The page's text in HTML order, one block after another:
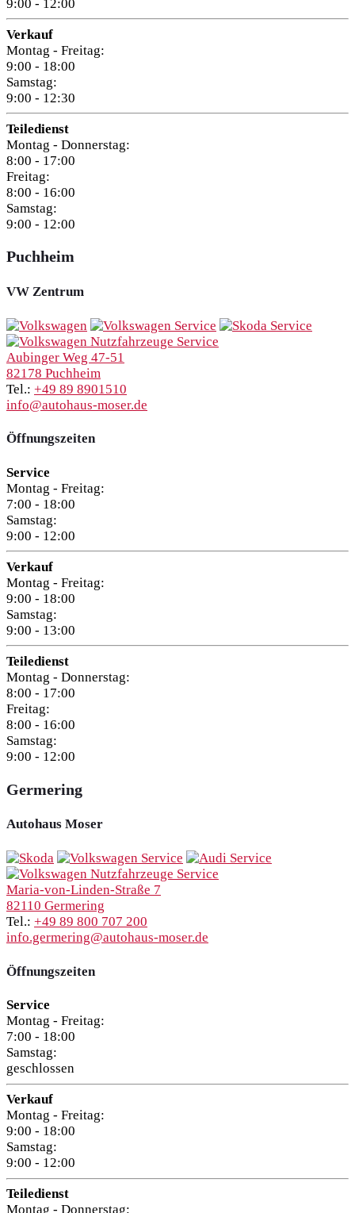
9:00 - 12:00
Verkauf
Montag - Freitag:
9:00 - 18:00
Samstag:
9:00 - 12:30
Teiledienst
Montag - Donnerstag:
8:00 - 17:00
Freitag:
8:00 - 16:00
Samstag:
9:00 - 12:00
Puchheim
VW Zentrum
Aubinger Weg 47-51
82178 Puchheim
Tel.: +49 89 8901510
info@autohaus-moser.de
Öffnungszeiten
Service
Montag - Freitag:
7:00 - 18:00
Samstag:
9:00 - 12:00
Verkauf
Montag - Freitag:
9:00 - 18:00
Samstag:
9:00 - 13:00
Teiledienst
Montag - Donnerstag:
8:00 - 17:00
Freitag:
8:00 - 16:00
Samstag:
9:00 - 12:00
Germering
Autohaus Moser
Maria-von-Linden-Straße 7
82110 Germering
Tel.: +49 89 800 707 200
info.germering@autohaus-moser.de
Öffnungszeiten
Service
Montag - Freitag:
7:00 - 18:00
Samstag:
geschlossen
Verkauf
Montag - Freitag:
9:00 - 18:00
Samstag:
9:00 - 12:00
Teiledienst
Montag - Donnerstag: